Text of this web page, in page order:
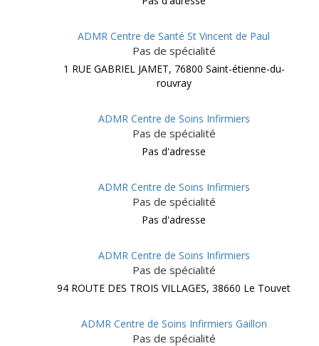
ADMR Centre de Santé St Vincent de Paul
Pas de spécialité
1 RUE GABRIEL JAMET, 76800 Saint-étienne-du-
rouvray
ADMR Centre de Soins Infirmiers
Pas de spécialité
Pas d'adresse
ADMR Centre de Soins Infirmiers
Pas de spécialité
Pas d'adresse
ADMR Centre de Soins Infirmiers
Pas de spécialité
94 ROUTE DES TROIS VILLAGES, 38660 Le Touvet
ADMR Centre de Soins Infirmiers Gaillon
Pas de spécialité